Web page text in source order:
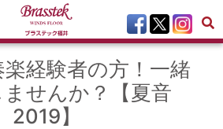
経験者の方！一緒
せんか？【夏音
2019】